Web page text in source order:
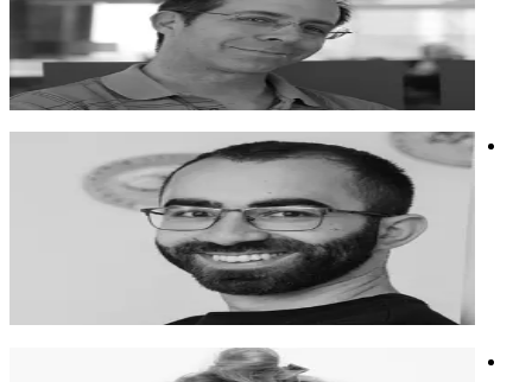
דוקטור למדעי המחשב ומעביר סדנאות לצוותי R&D ופיתוח
דוקטור למדעי המחשב ומעביר סדנאות לצוותי R&D ופיתוח
אוטומציות אנושיות ובינהפיתוח
מיכאל לוינגר
מהנדס בינה מלאכותית ומומחה בפיתוח אלגוריתמים מתקדמים
למניעת הונאות.
מהנדס בינה מלאכותית ומומחה בפיתוח אלגוריתמים מתקדמים
הטמעות AI